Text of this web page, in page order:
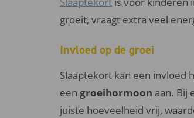
groeit, vraagt extra veel
Invloed op de groei
Slaaptekort kan een invloed
een groeihormoon aan. Bij
juiste hoeveelheid vrij,